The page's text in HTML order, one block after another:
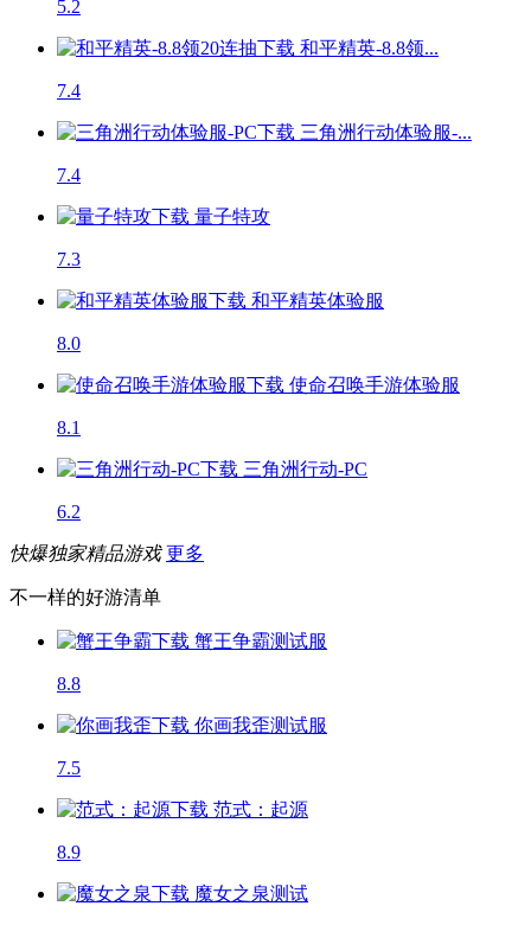
5.2
和平精英-8.8领...
7.4
三角洲行动体验服-...
7.4
量子特攻
7.3
和平精英体验服
8.0
使命召唤手游体验服
8.1
三角洲行动-PC
6.2
快爆独家精品游戏 更多
不一样的好游清单
蟹王争霸测试服
8.8
你画我歪测试服
7.5
范式：起源
8.9
魔女之泉测试